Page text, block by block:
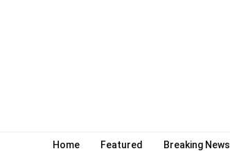
Home Featured Breaking News